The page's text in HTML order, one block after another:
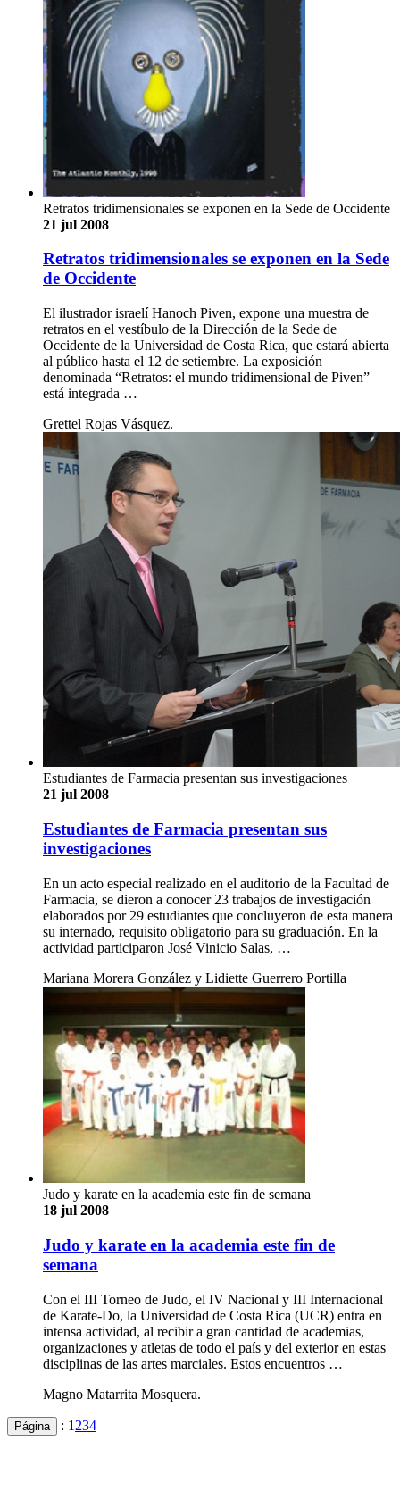
Retratos tridimensionales se exponen en la Sede de Occidente
21 jul 2008
Retratos tridimensionales se exponen en la Sede
de Occidente
El ilustrador israelí Hanoch Piven, expone una muestra de
retratos en el vestíbulo de la Dirección de la Sede de
Occidente de la Universidad de Costa Rica, que estará abierta
al público hasta el 12 de setiembre. La exposición
denominada “Retratos: el mundo tridimensional de Piven”
está integrada …
Grettel Rojas Vásquez.
Estudiantes de Farmacia presentan sus investigaciones
21 jul 2008
Estudiantes de Farmacia presentan sus
investigaciones
En un acto especial realizado en el auditorio de la Facultad de
Farmacia, se dieron a conocer 23 trabajos de investigación
elaborados por 29 estudiantes que concluyeron de esta manera
su internado, requisito obligatorio para su graduación. En la
actividad participaron José Vinicio Salas, …
Mariana Morera González y Lidiette Guerrero Portilla
Judo y karate en la academia este fin de semana
18 jul 2008
Judo y karate en la academia este fin de
semana
Con el III Torneo de Judo, el IV Nacional y III Internacional
de Karate-Do, la Universidad de Costa Rica (UCR) entra en
intensa actividad, al recibir a gran cantidad de academias,
organizaciones y atletas de todo el país y del exterior en estas
disciplinas de las artes marciales. Estos encuentros …
Magno Matarrita Mosquera.
Página : 1 234